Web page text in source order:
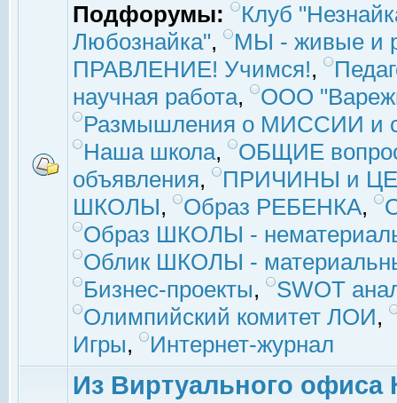
Подфорумы:
Клуб
Любознайка",
МЫ - живые и
ПРАВЛЕНИЕ! Учимся!,
научная работа,
ООО
Размышления о МИССИИ и
Наша школа,
ОБЩИЕ
объявления,
ПРИЧИНЫ и
ШКОЛЫ, Образ РЕБЕНКА,
Образ ШКОЛЫ -
Облик ШКОЛЫ -
Бизнес-проекты,
SWOT
Олимпийский комитет ЛОИ,
Игры, Интернет-журнал
Из Виртуального офиса